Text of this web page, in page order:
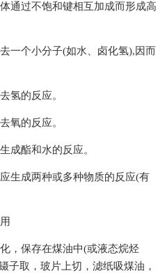
过不饱和键相互加成而形成高
个小分子(如水、卤化氢),因而
的反应。
的反应。
酯和水的反应。
成两种或多种物质的反应(有
保存在煤油中(或液态烷烃
子取，玻片上切，滤纸吸煤油，